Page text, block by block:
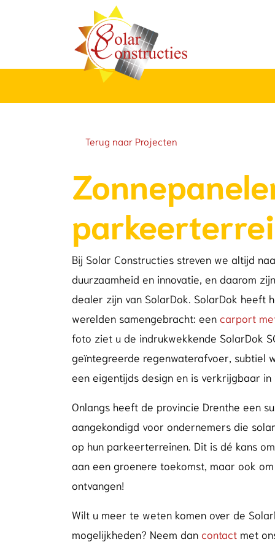
Terug naar Projecten
Bij Solar Constructies streven we altijd
duurzaamheid en innovatie, en daarom
dealer zijn van SolarDok. SolarDok heeft
werelden samengebracht: een carport
foto ziet u de indrukwekkende SolarDok
geïntegreerde regenwaterafvoer, subtiel
een eigentijds design en is verkrijgbaar
Onlangs heeft de provincie Drenthe een
aangekondigd voor ondernemers die
op hun parkeerterreinen. Dit is dé kans
aan een groenere toekomst, maar ook
ontvangen!
Wilt u meer te weten komen over de
mogelijkheden? Neem dan contact met